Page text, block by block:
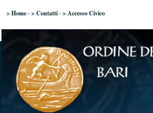
> Home - > Contatti - > Accesso Civico